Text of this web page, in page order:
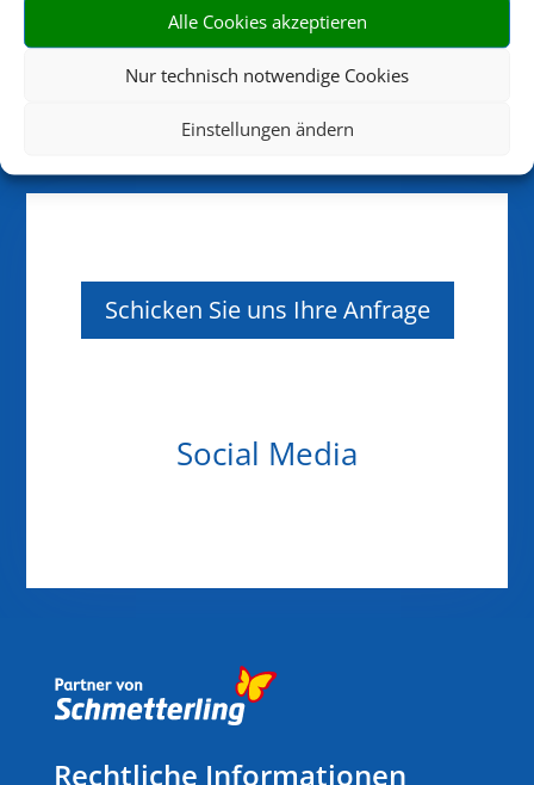
Alle Cookies akzeptieren
Nur technisch notwendige Cookies
Einstellungen ändern
08:00 - 12:30
Samstag, Sonntag, Feiertags geschlossen. Zusätzliche
Beratungstermine nach Vereinbarung
Schicken Sie uns Ihre Anfrage
Social Media
Rechtliche Informationen